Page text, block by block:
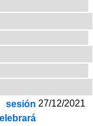
27/12/2021